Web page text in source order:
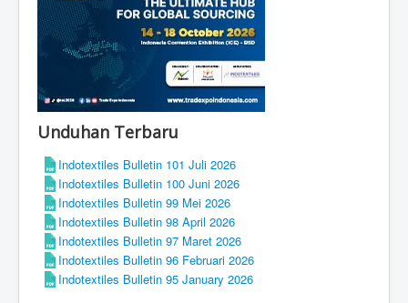
Unduhan Terbaru
Indotextiles Bulletin 101 Juli 2026
Indotextiles Bulletin 100 Juni 2026
Indotextiles Bulletin 99 Mei 2026
Indotextiles Bulletin 98 April 2026
Indotextiles Bulletin 97 Maret 2026
Indotextiles Bulletin 96 Februari 2026
Indotextiles Bulletin 95 January 2026